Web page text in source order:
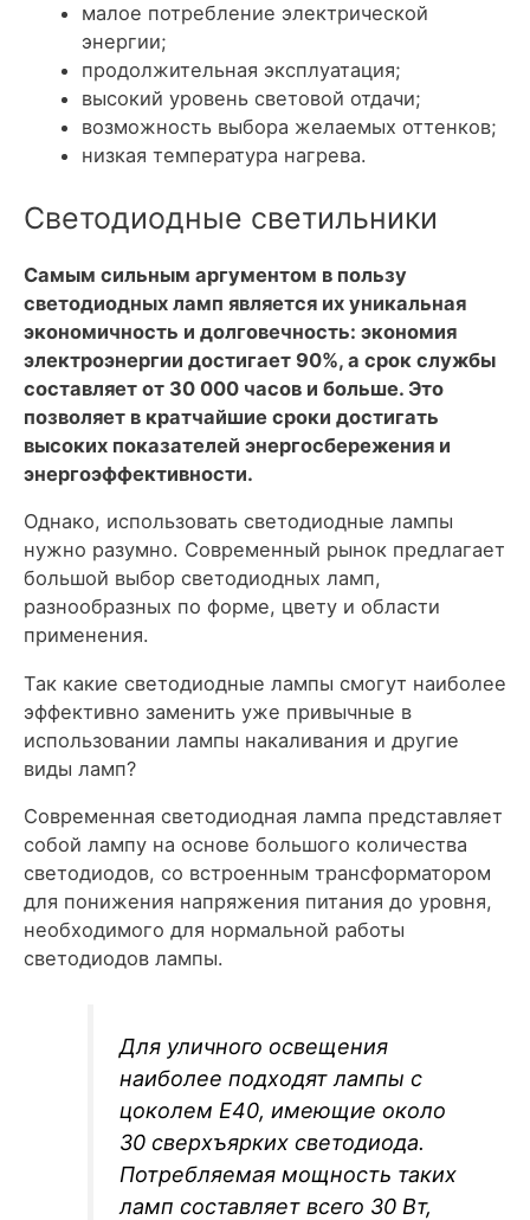
малое потребление электрической
энергии;
продолжительная эксплуатация;
высокий уровень световой отдачи;
возможность выбора желаемых оттенков;
низкая температура нагрева.
Светодиодные светильники
Самым сильным аргументом в пользу
светодиодных ламп является их уникальная
экономичность и долговечность: экономия
электроэнергии достигает 90%, а срок службы
составляет от 30 000 часов и больше. Это
позволяет в кратчайшие сроки достигать
высоких показателей энергосбережения и
энергоэффективности.
Однако, использовать светодиодные лампы
нужно разумно. Современный рынок предлагает
большой выбор светодиодных ламп,
разнообразных по форме, цвету и области
применения.
Так какие светодиодные лампы смогут наиболее
эффективно заменить уже привычные в
использовании лампы накаливания и другие
виды ламп?
Современная светодиодная лампа представляет
собой лампу на основе большого количества
светодиодов, со встроенным трансформатором
для понижения напряжения питания до уровня,
необходимого для нормальной работы
светодиодов лампы.
Для уличного освещения
наиболее подходят лампы с
цоколем Е40, имеющие около
30 сверхъярких светодиода.
Потребляемая мощность таких
ламп составляет всего 30 Вт,